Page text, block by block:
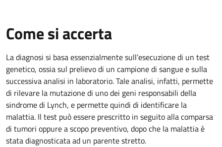
Come si accerta
La diagnosi si basa essenzialmente sull’esecuzione di un test
genetico, ossia sul prelievo di un campione di sangue e sulla
successiva analisi in laboratorio. Tale analisi, infatti, permette
di rilevare la mutazione di uno dei geni responsabili della
sindrome di Lynch, e permette quindi di identificare la
malattia. Il test può essere prescritto in seguito alla comparsa
di tumori oppure a scopo preventivo, dopo che la malattia è
stata diagnosticata ad un parente stretto.